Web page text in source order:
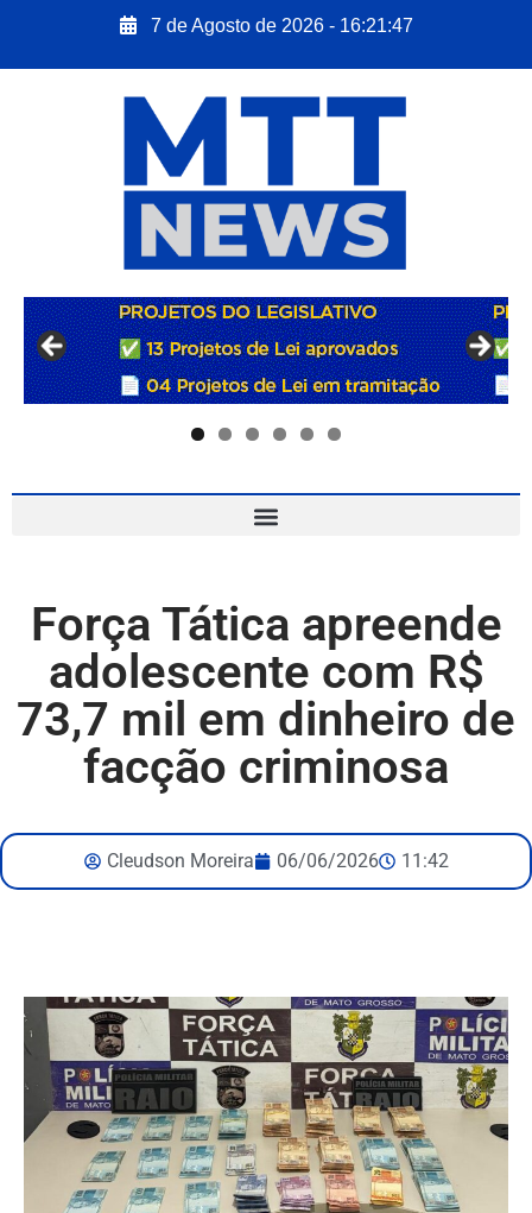
7 de Agosto de 2026 - 16:21:48
Força Tática apreende
adolescente com R$
73,7 mil em dinheiro de
facção criminosa
Cleudson Moreira 06/06/2026 11:42